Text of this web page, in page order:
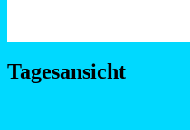
Tagesansicht